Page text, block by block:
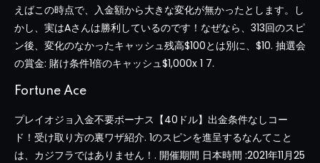
えばこの時点で、入金額から大きな変化が無かったとします。し
かし、実はAさんは勝利しているのです！なぜなら、313回のスピ
ン後、変化のなかったキャッシュ残高$100とは別に、$10. 抽選会
の賞金: 賭け条件1倍のキャッシュ$1,000x 1 7.
Fortune Ace
プレイオジョ入金不要ボーナス【40ドル】出金条件なしコー
ド！受け取り方の裏ワザ紹介. 1のスピンを進呈するなんてこと
は、カジフラではありません！. 開催期間 日本時間 :2021年11月25